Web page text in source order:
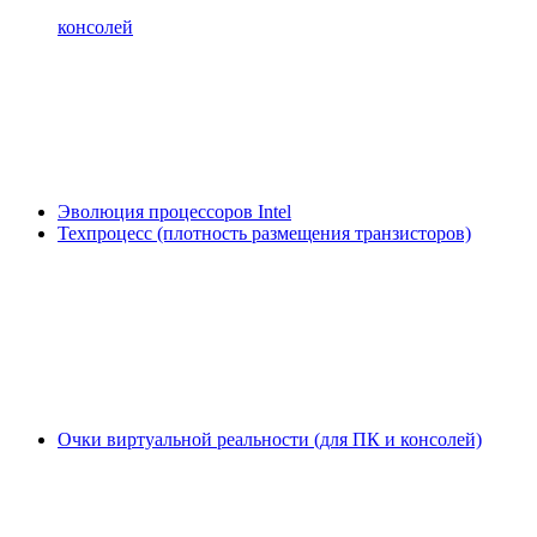
консолей
Эволюция процессоров Intel
Техпроцесс (плотность размещения транзисторов)
Очки виртуальной реальности (для ПК и консолей)